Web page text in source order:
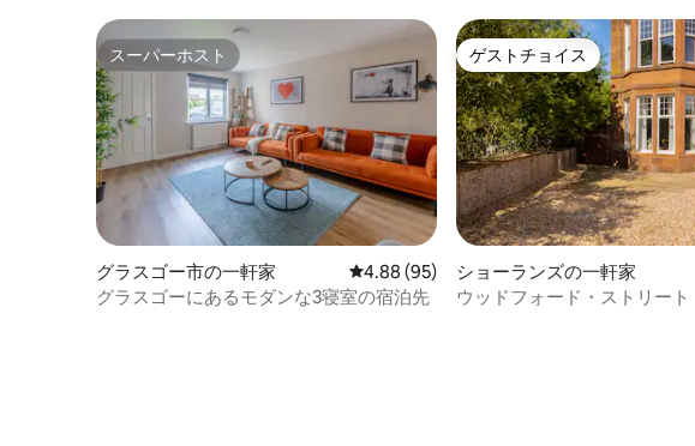
スーパーホスト
スーパーホスト
グラスゴー市の一軒家 レビュー95件、5つ星中4.88つ星の平均評価
4.88 (95)
グラスゴーにあるモダンな3寝室の宿泊先
ゲストチョイス
ゲストチョイス
ショーランズの一軒家
ウッドフォード・ストリート